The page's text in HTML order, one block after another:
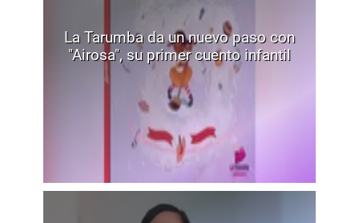
La Tarumba da un nuevo paso con
"Airosa", su primer cuento infantil